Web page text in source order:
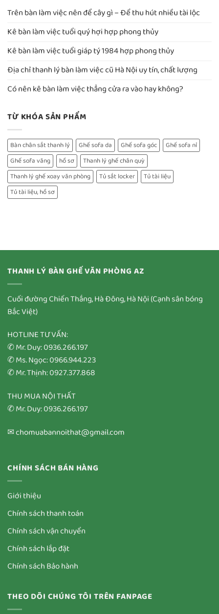
Trên bàn làm việc nên để cây gì – Để thu hút nhiều tài lộc
Kê bàn làm việc tuổi quý hợi hợp phong thủy
Kê bàn làm việc tuổi giáp tý 1984 hợp phong thủy
Địa chỉ thanh lý bàn làm việc cũ Hà Nội uy tín, chất lượng
Có nên kê bàn làm việc thẳng cửa ra vào hay không?
TỪ KHÓA SẢN PHẨM
Bàn chân sắt thanh lý Ghế sofa da Ghế sofa góc
Ghế sofa nỉ
Ghế sofa văng
hồ sơ
Thanh lý ghế chân quỳ
Thanh lý ghế xoay văn phòng
Tủ sắt locker
Tủ tài liệu
Tủ tài liệu, hồ sơ
THANH LÝ BÀN GHẾ VĂN PHÒNG AZ
Cuối đường Chiến Thắng, Hà Đông, Hà Nội (Cạnh sân bóng
Bắc Việt)
HOTLINE TƯ VẤN:
✆ Mr. Duy: 0936.266.197
✆ Ms. Ngọc: 0966.944.223
✆ Mr. Thịnh: 0927.377.868
THU MUA NỘI THẤT
✆ Mr. Duy: 0936.266.197
✉ chomuabannoithat@gmail.com
CHÍNH SÁCH BÁN HÀNG
Giới thiệu
Chính sách thanh toán
Chính sách vận chuyển
Chính sách lắp đặt
Chính sách Bảo hành
THEO DÕI CHÚNG TÔI TRÊN FANPAGE